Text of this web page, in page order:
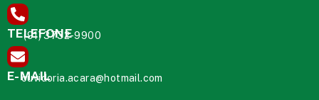
TELEFONE
(91) 3732-9900
E-MAIL
ouvidoria.acara@hotmail.com